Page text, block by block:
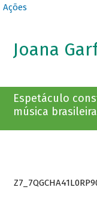
Ações
Joana
Espetáculo
música